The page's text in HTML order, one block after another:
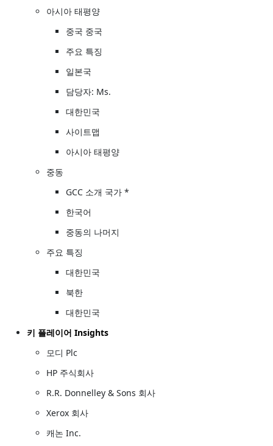
아시아 태평양
중국 중국
주요 특징
일본국
담당자: Ms.
대한민국
사이트맵
아시아 태평양
중동
GCC 소개 국가 *
한국어
중동의 나머지
주요 특징
대한민국
북한
대한민국
키 플레이어 Insights
모디 Plc
HP 주식회사
R.R. Donnelley & Sons 회사
Xerox 회사
캐논 Inc.